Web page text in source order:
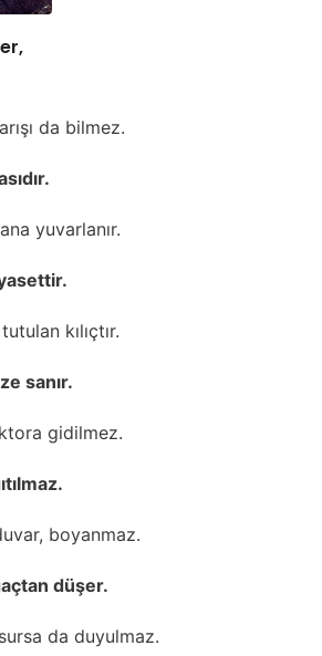
da bilmez.
yuvarlanır.
kılıçtır.
sanır.
gidilmez.
boyanmaz.
düşer.
da duyulmaz.